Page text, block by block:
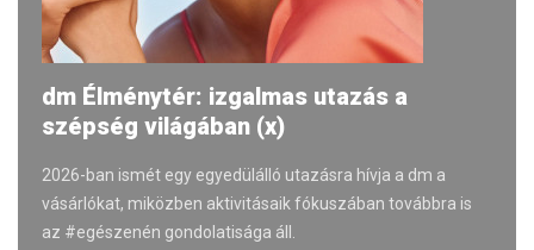
dm Élménytér: izgalmas utazás a
szépség világában (x)
2026-ban ismét egy egyedülálló utazásra hívja a dm a
vásárlókat, miközben aktivitásaik fókuszában továbbra is
az #egészenén gondolatisága áll.